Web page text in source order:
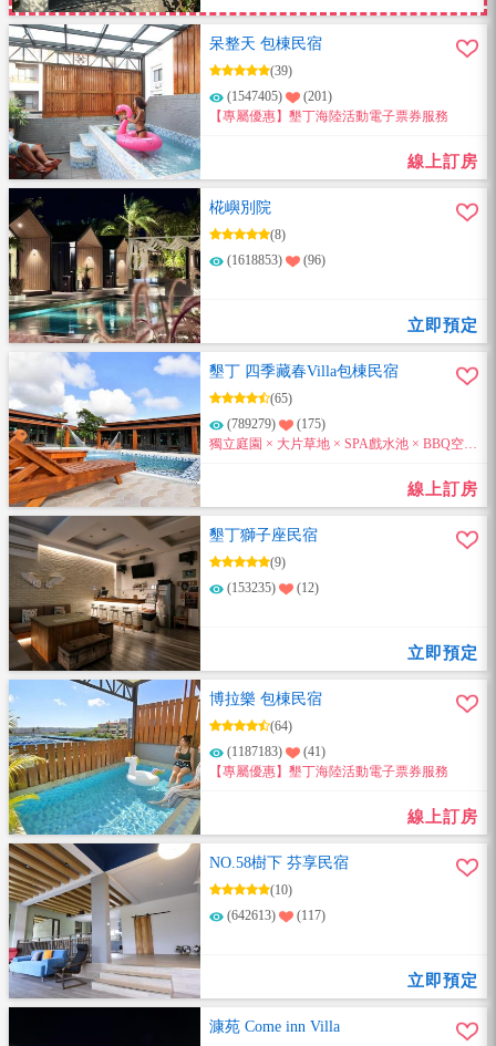
呆整天 包棟民宿
(39)
(1547405)
(201)
【專屬優惠】墾丁海陸活動電子票券服務
線上訂房
椛嶼別院
(8)
(1618853)
(96)
立即預定
墾丁 四季藏春Villa包棟民宿
(65)
(789279)
(175)
獨立庭園 × 大片草地 × SPA戲水池 × BBQ空間
線上訂房
墾丁獅子座民宿
(9)
(153235)
(12)
立即預定
博拉樂 包棟民宿
(64)
(1187183)
(41)
【專屬優惠】墾丁海陸活動電子票券服務
線上訂房
NO.58樹下 芬享民宿
(10)
(642613)
(117)
立即預定
漮苑 Come inn Villa